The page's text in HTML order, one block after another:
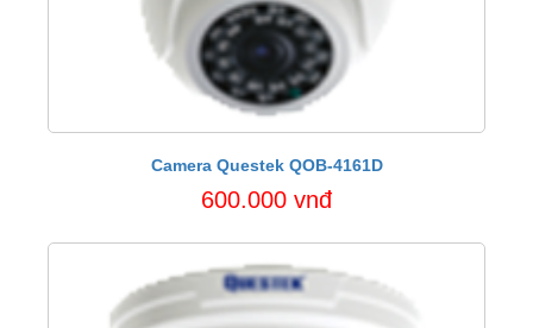
Camera Questek QOB-4161D
600.000 vnđ